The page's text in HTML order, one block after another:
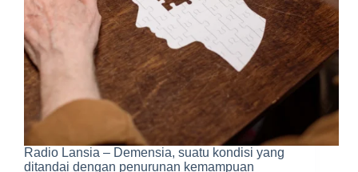
Radio Lansia – Demensia, suatu kondisi yang
ditandai dengan penurunan kemampuan